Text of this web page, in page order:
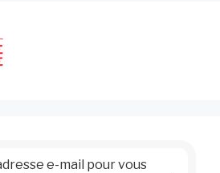
e-mail pour vous